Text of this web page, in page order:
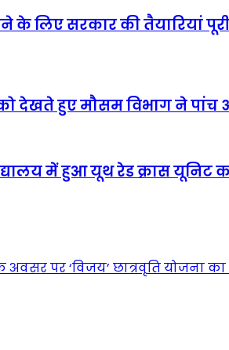
के लिए सरकार की तैयारियां पूरी
देखते हुए मौसम विभाग ने पांच
में हुआ यूथ रेड क्रास यूनिट
अवसर पर ‘विजय’ छात्रवृति योजना